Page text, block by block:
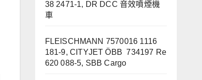
38 2471-1, DR DCC 音效噴煙機
車
FLEISCHMANN 7570016 1116
181-9, CITYJET ÖBB 734197 Re
620 088-5, SBB Cargo